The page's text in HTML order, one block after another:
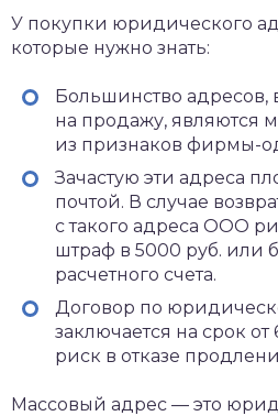
У покупки юридического
которые нужно знать:
Большинство адресов,
на продажу, являются
из признаков фирмы-
Зачастую эти адреса
почтой. В случае
с такого адреса ООО
штраф в 5000 руб. или
расчетного счета.
Договор по
заключается на срок от
риск в отказе
Массовый адрес — это